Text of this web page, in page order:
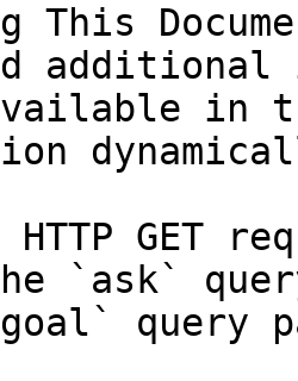
This
in
HTTP GET
`ask`
query